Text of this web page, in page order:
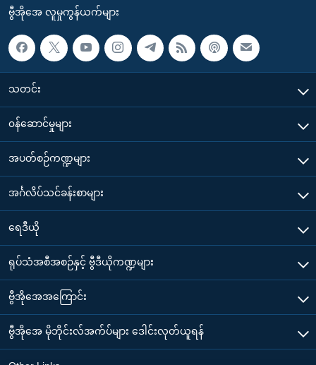
ဗွီအိုအေ လူမှုကွန်ယက်များ
သတင်း
၀န်ဆောင်မှုများ
အပတ်စဉ်ကဏ္ဍများ
အင်္ဂလိပ်သင်ခန်းစာများ
ရေဒီယို
ရုပ်သံအစီအစဉ်နှင့် ဗွီဒီယိုကဏ္ဍများ
ဗွီအိုအေအကြောင်း
ဗွီအိုအေ မိုဘိုင်းလ်အက်ပ်များ ဒေါင်းလုတ်ယူရန်